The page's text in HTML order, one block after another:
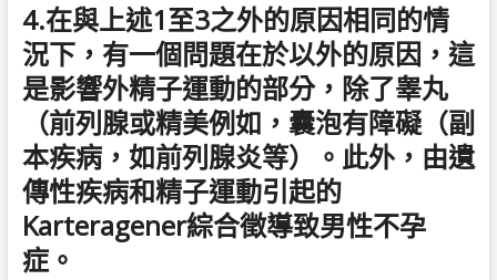
4.在與上述1至3之外的原因相同的情
況下，有一個問題在於以外的原因，這
是影響外精子運動的部分，除了睾丸
（前列腺或精美例如，囊泡有障礙（副
本疾病，如前列腺炎等）。此外，由遺
傳性疾病和精子運動引起的
Karteragener綜合徵導致男性不孕
症。